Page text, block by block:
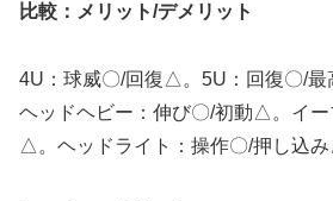
比較：メリット/デメリット
4U：球威〇/回復△。5U：回復〇/最
ヘッドヘビー：伸び〇/初動△。イ
△。ヘッドライト：操作〇/押し込み